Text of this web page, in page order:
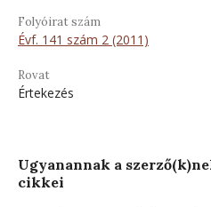
Folyóirat szám
Évf. 141 szám 2 (2011)
Rovat
Értekezés
Ugyanannak a
cikkei